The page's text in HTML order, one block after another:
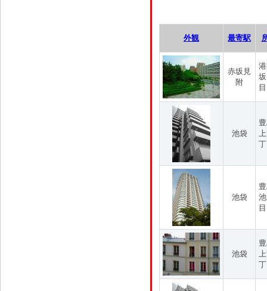
外観 最寄駅
赤坂見
附
目
池袋
池袋
目
池袋